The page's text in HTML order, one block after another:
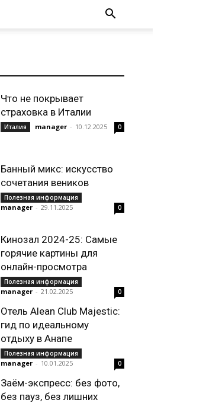
Что не покрывает
страховка в Италии
Италия manager - 10.12.2025 0
Банный микс: искусство
сочетания веников
Полезная информация
manager - 29.11.2025 0
Кинозал 2024-25: Самые
горячие картины для
онлайн-просмотра
Полезная информация
manager - 21.02.2025 0
Отель Alean Club Majestic:
гид по идеальному
отдыху в Анапе
Полезная информация
manager - 10.01.2025 0
Заём-экспресс: без фото,
без пауз, без лишних